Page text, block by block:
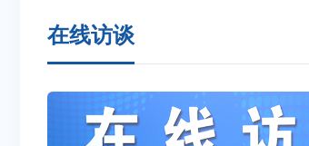
在线访谈